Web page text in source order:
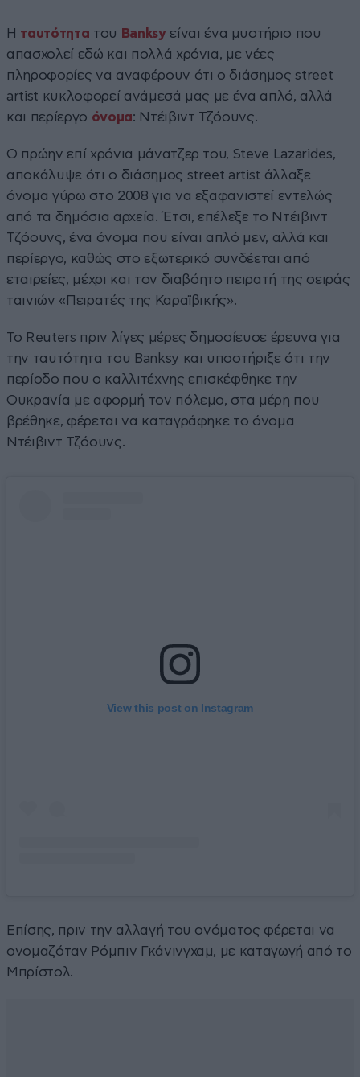
Η ταυτότητα του Banksyείναι ένα μυστήριο που
απασχολεί εδώ και πολλά χρόνια, με νέες
πληροφορίες να αναφέρουν ότι ο διάσημος street
artist κυκλοφορεί ανάμεσά μας με ένα απλό, αλλά
και περίεργο όνομα: Ντέιβιντ Τζόουνς.
Ο πρώην επί χρόνια μάνατζερ του, Steve Lazarides,
αποκάλυψε ότι ο διάσημος street artist άλλαξε
όνομα γύρω στο 2008 για να εξαφανιστεί εντελώς
από τα δημόσια αρχεία. Έτσι, επέλεξε το Ντέιβιντ
Τζόουνς, ένα όνομα που είναι απλό μεν, αλλά και
περίεργο, καθώς στο εξωτερικό συνδέεται από
εταιρείες, μέχρι και τον διαβόητο πειρατή της σειράς
ταινιών «Πειρατές της Καραϊβικής».
Το Reuters πριν λίγες μέρες δημοσίευσε έρευνα για
την ταυτότητα του Banksy και υποστήριξε ότι την
περίοδο που ο καλλιτέχνης επισκέφθηκε την
Ουκρανία με αφορμή τον πόλεμο, στα μέρη που
βρέθηκε, φέρεται να καταγράφηκε το όνομα
Ντέιβιντ Τζόουνς.
View this post on Instagram
Επίσης, πριν την αλλαγή του ονόματος φέρεται να
ονομαζόταν Ρόμπιν Γκάνινγχαμ, με καταγωγή από το
Μπρίστολ.